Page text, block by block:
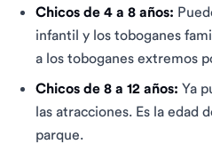
Chicos de 4 a 8 años:
infantil y los toboganes
a los toboganes extremos
Chicos de 8 a 12 años: Ya
las atracciones. Es la edad
parque.